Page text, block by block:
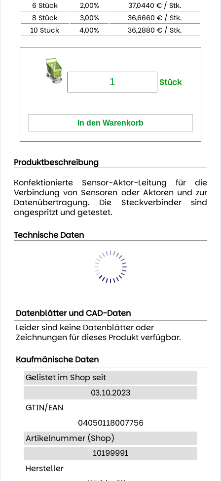
6 Stück
2,00%
37,0440 € / Stk.
8 Stück
3,00%
36,6660 € / Stk.
10 Stück
4,00% 36,2880 € / Stk.
Stück
Produktbeschreibung
Konfektionierte Sensor-Aktor-Leitung für die
Verbindung von Sensoren oder Aktoren und zur
Datenübertragung. Die Steckverbinder sind
angespritzt und getestet.
Technische Daten
Datenblätter und CAD-Daten
Leider sind keine Datenblätter oder
Zeichnungen für dieses Produkt verfügbar.
Kaufmänische Daten
Gelistet im Shop seit
03.10.2023
GTIN/EAN
04050118007756
Artikelnummer (Shop)
10199991
Hersteller